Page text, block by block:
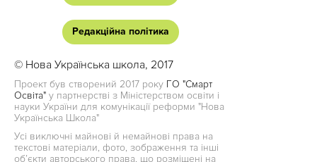
Редакційна політика
© Нова Українська школа, 2017
Проект був створений 2017 року ГО "Смарт
Освіта" у партнерстві з Міністерством освіти і
науки України для комунікації реформи "Нова
Українська Школа"
Усі виключні майнові й немайнові права на
текстові матеріали, фото, зображення та інші
об’єкти авторського права, що розміщені на